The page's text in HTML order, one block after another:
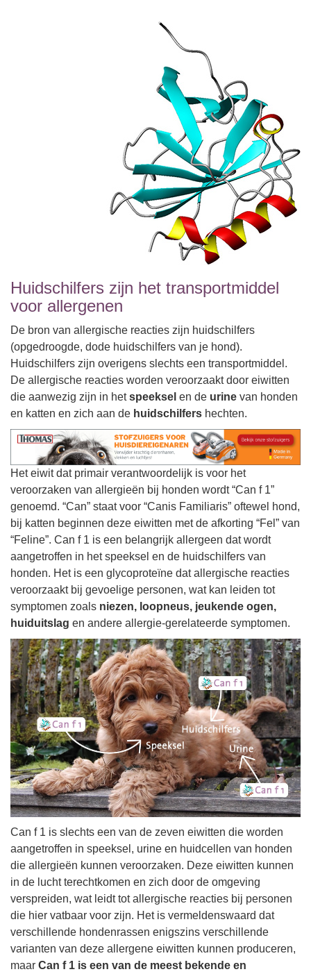
Huidschilfers zijn het transportmiddel
voor allergenen
De bron van allergische reacties zijn huidschilfers
(opgedroogde, dode huidschilfers van je hond).
Huidschilfers zijn overigens slechts een transportmiddel.
De allergische reacties worden veroorzaakt door eiwitten
die aanwezig zijn in hetspeeksel en de urine van honden
en katten en zich aan de huidschilfers hechten.
Het eiwit dat primair verantwoordelijk is voor het
veroorzaken van allergieën bij honden wordt “Can f 1”
genoemd. “Can” staat voor “Canis Familiaris” oftewel hond,
bij katten beginnen deze eiwitten met de afkorting “Fel” van
“Feline”. Can f 1 is een belangrijk allergeen dat wordt
aangetroffen in het speeksel en de huidschilfers van
honden. Het is een glycoproteïne dat allergische reacties
veroorzaakt bij gevoelige personen, wat kan leiden tot
symptomen zoals niezen, loopneus, jeukende ogen,
huiduitslag en andere allergie-gerelateerde symptomen.
Can f 1 is slechts een van de zeven eiwitten die worden
aangetroffen in speeksel, urine en huidcellen van honden
die allergieën kunnen veroorzaken. Deze eiwitten kunnen
in de lucht terechtkomen en zich door de omgeving
verspreiden, wat leidt tot allergische reacties bij personen
die hier vatbaar voor zijn. Het is vermeldenswaard dat
verschillende hondenrassen enigszins verschillende
varianten van deze allergene eiwitten kunnen produceren,
maar Can f 1 is een van de meest bekende en